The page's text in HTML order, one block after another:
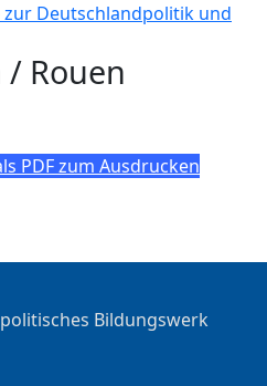
/ Rouen
PDF zum Ausdrucken
Bildungswerk